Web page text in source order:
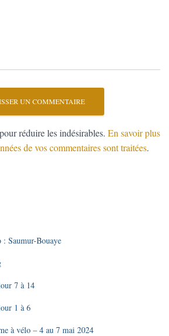
réduire les indésirables. En savoir plus
de vos commentaires sont traitées.
Saumur-Bouaye
7 à 14
1 à 6
à vélo – 4 au 7 mai 2024